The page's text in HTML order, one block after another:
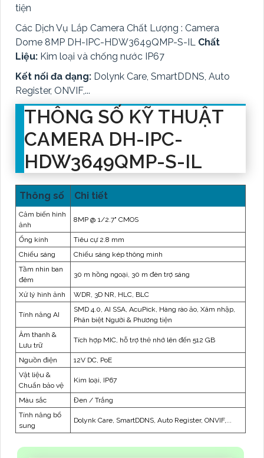
tiện
Các Dịch Vụ Lắp Camera Chất Lượng : Camera
Dome 8MP DH-IPC-HDW3649QMP-S-IL Chất
Liệu: Kim loại và chống nước IP67
Kết nối đa dạng: Dolynk Care, SmartDDNS, Auto
Register, ONVIF,...
THÔNG SỐ KỸ THUẬT
CAMERA DH-IPC-
HDW3649QMP-S-IL
Thông số Chi tiết
Cảm biến hình
ảnh
8MP @ 1/2.7" CMOS
Ống kính
Tiêu cự 2.8 mm
Chiếu sáng
Chiếu sáng kép thông minh
Tầm nhìn ban
đêm
30 m hồng ngoại, 30 m đèn trợ sáng
Xử lý hình ảnh WDR, 3D NR, HLC, BLC
Tính năng AI
SMD 4.0, AI SSA, AcuPick, Hàng rào ảo, Xâm nhập,
Phân biệt Người & Phương tiện
Âm thanh &
Lưu trữ
Tích hợp MIC, hỗ trợ thẻ nhớ lên đến 512 GB
Nguồn điện
12V DC, PoE
Vật liệu &
Chuẩn bảo vệ
Kim loại, IP67
Màu sắc
Đen / Trắng
Tính năng bổ
sung
Dolynk Care, SmartDDNS, Auto Register, ONVIF,...